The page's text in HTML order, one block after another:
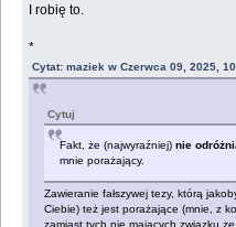
I robię to.
*
Cytat: maziek w Czerwca 09, 2025,
Cytuj
Fakt, że (najwyraźniej)nie
mnie porażający.
Zawieranie fałszywej tezy, którą
Ciebie) też jest porażające (mnie, z
zamiast tych nie mających związku